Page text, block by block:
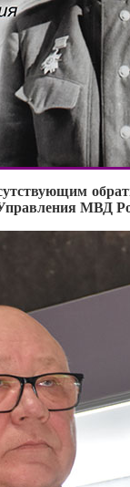
МВД